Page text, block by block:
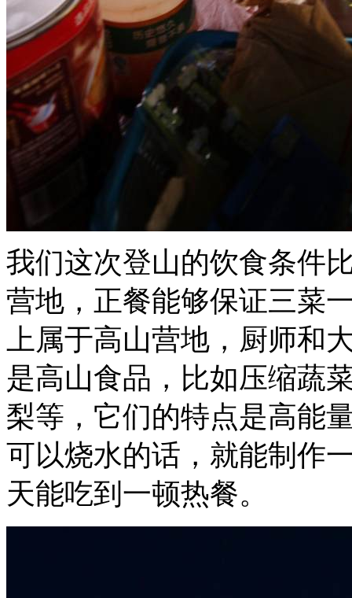
我们这次登山的饮食条件
营地，正餐能够保证三菜
上属于高山营地，厨师和
是高山食品，比如压缩蔬
梨等，它们的特点是高能
可以烧水的话，就能制作
天能吃到一顿热餐。